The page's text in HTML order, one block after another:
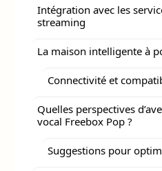
Intégration avec les
streaming
La maison intelligente à
Connectivité et
Quelles perspectives
vocal Freebox Pop ?
Suggestions pour